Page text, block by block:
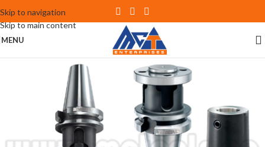
Skip to navigation
Skip to main content
MENU